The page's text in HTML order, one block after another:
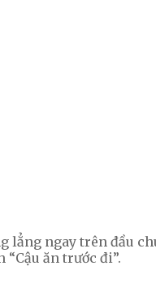
lẳng ngay trên đầu
ăn trước đi”.